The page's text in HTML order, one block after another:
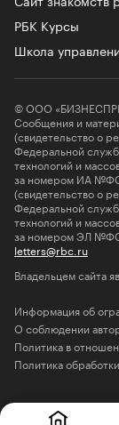
РБК Курсы
Школа
© ООО
Сообщения и
(свидетельство о
Федеральной
технологий и
за номером ИА
(свидетельство о
Федеральной
технологий и
за номером ЭЛ
letters@rbc.ru
Владельцем сайта
Информация об
О соблюдении
Политика в
Политика